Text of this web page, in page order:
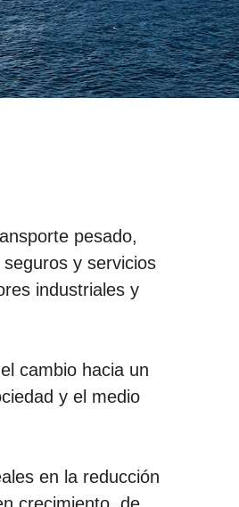
pesado,
y servicios
industriales y
cambio hacia un
y el medio
en la reducción